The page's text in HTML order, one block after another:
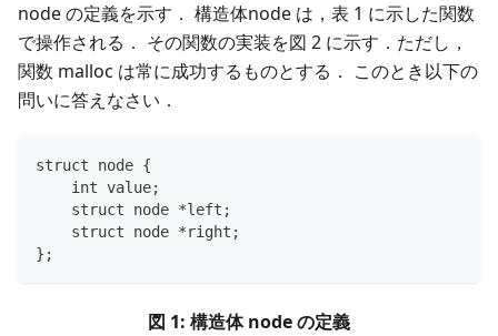
node の定義を示す． 構造体node は，表 1 に示した関数
で操作される． その関数の実装を図 2 に示す．ただし，
関数 malloc は常に成功するものとする． このとき以下の
問いに答えなさい．
struct node {
    int value;
    struct node *left;
    struct node *right;
};
図 1: 構造体 node の定義